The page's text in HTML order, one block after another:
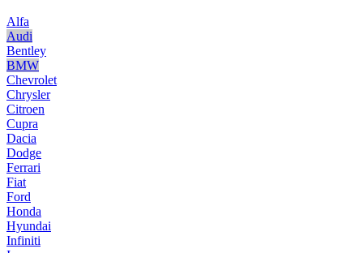
Alfa
Audi
Bentley
BMW
Chevrolet
Chrysler
Citroen
Cupra
Dacia
Dodge
Ferrari
Fiat
Ford
Honda
Hyundai
Infiniti